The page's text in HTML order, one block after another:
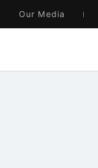
Our Media